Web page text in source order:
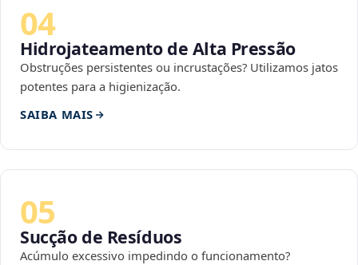
04
Hidrojateamento de Alta Pressão
Obstruções persistentes ou incrustações? Utilizamos jatos
potentes para a higienização.
SAIBA MAIS
05
Sucção de Resíduos
Acúmulo excessivo impedindo o funcionamento?